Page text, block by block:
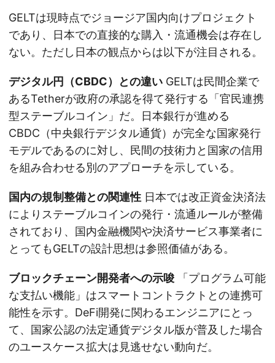
GELTは現時点でジョージア国内向けプロジェクト
であり、日本での直接的な購入・流通機会は存在し
ない。ただし日本の観点からは以下が注目される。
デジタル円（CBDC）との違い GELTは民間企業で
あるTetherが政府の承認を得て発行する「官民連携
型ステーブルコイン」だ。日本銀行が進める
CBDC（中央銀行デジタル通貨）が完全な国家発行
モデルであるのに対し、民間の技術力と国家の信用
を組み合わせる別のアプローチを示している。
国内の規制整備との関連性 日本では改正資金決済法
によりステーブルコインの発行・流通ルールが整備
されており、国内金融機関や決済サービス事業者に
とってもGELTの設計思想は参照価値がある。
ブロックチェーン開発者への示唆 「プログラム可能
な支払い機能」はスマートコントラクトとの連携可
能性を示す。DeFi開発に関わるエンジニアにとっ
て、国家公認の法定通貨デジタル版が普及した場合
のユースケース拡大は見逃せない動向だ。